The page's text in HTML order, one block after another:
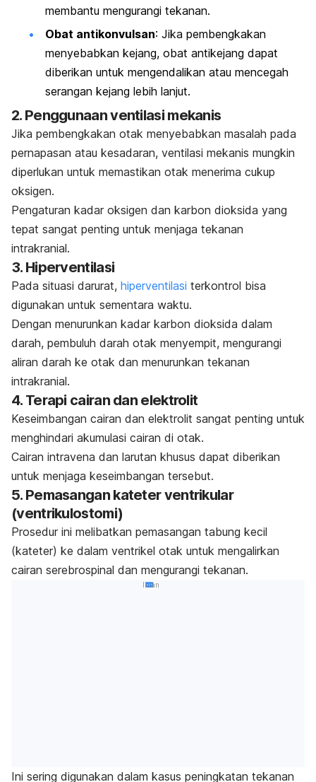
membantu mengurangi tekanan.
Obat antikonvulsan: Jika pembengkakan
menyebabkan kejang, obat antikejang dapat
diberikan untuk mengendalikan atau mencegah
serangan kejang lebih lanjut.
2. Penggunaan ventilasi mekanis
Jika pembengkakan otak menyebabkan masalah pada
pernapasan atau kesadaran, ventilasi mekanis mungkin
diperlukan untuk memastikan otak menerima cukup
oksigen.
Pengaturan kadar oksigen dan karbon dioksida yang
tepat sangat penting untuk menjaga tekanan
intrakranial.
3. Hiperventilasi
Pada situasi darurat, hiperventilasi terkontrol bisa
digunakan untuk sementara waktu.
Dengan menurunkan kadar karbon dioksida dalam
darah, pembuluh darah otak menyempit, mengurangi
aliran darah ke otak dan menurunkan tekanan
intrakranial.
4. Terapi cairan dan elektrolit
Keseimbangan cairan dan elektrolit sangat penting untuk
menghindari akumulasi cairan di otak.
Cairan intravena dan larutan khusus dapat diberikan
untuk menjaga keseimbangan tersebut.
5. Pemasangan kateter ventrikular
(ventrikulostomi)
Prosedur ini melibatkan pemasangan tabung kecil
(kateter) ke dalam ventrikel otak untuk mengalirkan
cairan serebrospinal dan mengurangi tekanan.
Iklan
Ini sering digunakan dalam kasus peningkatan tekanan